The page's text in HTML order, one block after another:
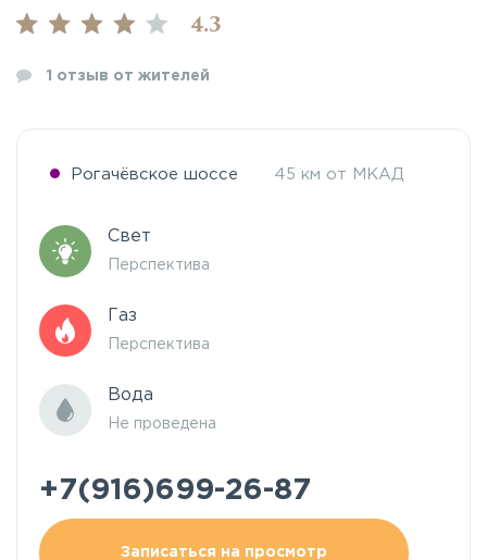
4.3
1 отзыв от жителей
Рогачёвское шоссе 45 км от МКАД
Свет
Перспектива
Газ
Перспектива
Вода
Не проведена
+7(916)699-26-87
Записаться на просмотр